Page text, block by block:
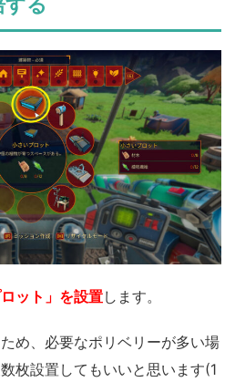
る
ット」を設置します。
め、必要なポリベリーが多い場
枚設置してもいいと思います(1